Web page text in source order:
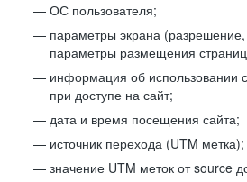
ОС пользователя;
параметры экрана (разрешение,
параметры размещения
информация об использовании
при доступе на сайт;
дата и время посещения сайта;
источник перехода (UTM метка);
значение UTM меток от source